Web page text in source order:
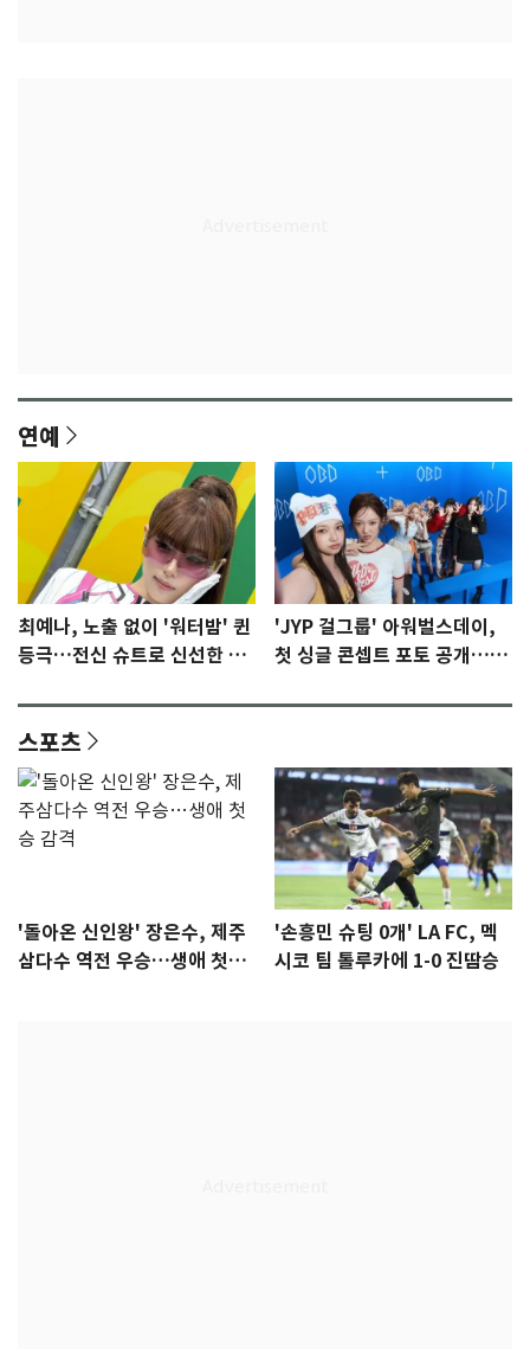
연예
최예나, 노출 없이 '워터밤' 퀸
등극…전신 슈트로 신선한 충
'JYP 걸그룹' 아워벌스데이,
첫 싱글 콘셉트 포토 공개…청
스포츠
'돌아온 신인왕' 장은수, 제주
삼다수 역전 우승…생애 첫승
'손흥민 슈팅 0개' LA FC, 멕
시코 팀 톨루카에 1-0 진땀승